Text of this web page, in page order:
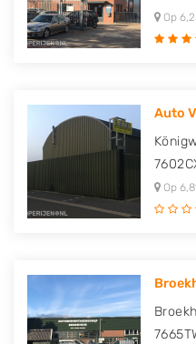
Op
Auto
Op